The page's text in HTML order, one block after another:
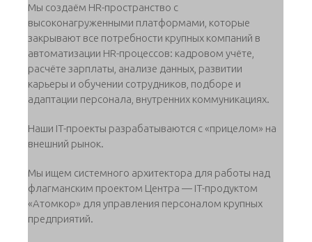
Мы создаём HR-пространство с
высоконагруженными платформами, которые
закрывают все потребности крупных компаний в
автоматизации HR-процессов: кадровом учёте,
расчёте зарплаты, анализе данных, развитии
карьеры и обучении сотрудников, подборе и
адаптации персонала, внутренних коммуникациях.
Наши IT-проекты разрабатываются с «прицелом» на
внешний рынок.
Мы ищем системного архитектора для работы над
флагманским проектом Центра — IT-продуктом
«Атомкор» для управления персоналом крупных
предприятий.